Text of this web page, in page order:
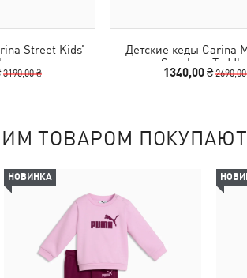
Street Kids’
3190,00 ₴
Детские кеды Carina
Sneakers
1340,00 ₴
ТОВАРОМ ПОКУПАЮТ
НОВИНКА